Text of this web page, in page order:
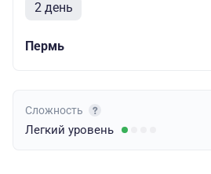
2 день
Пермь
Сложность
Легкий уровень